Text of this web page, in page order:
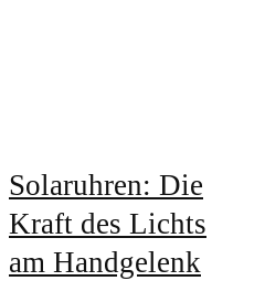
Solaruhren: Die
Kraft des Lichts
am Handgelenk